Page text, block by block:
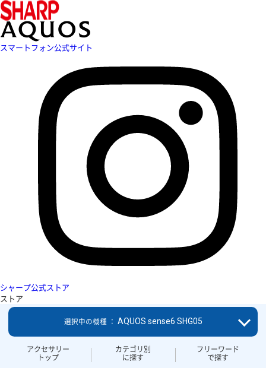
スマートフォン公式サイト
シャープ公式ストア
ストア
アクセサリー
トップ
カテゴリ別
に探す
フリーワード
で探す
選択中の機種 ： AQUOS sense6 SHG05